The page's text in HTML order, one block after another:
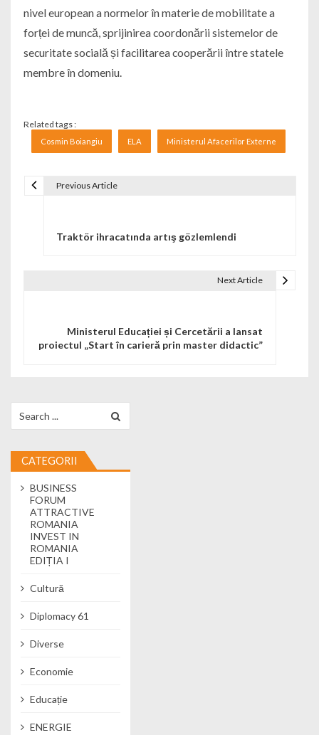
nivel european a normelor în materie de mobilitate a
forței de muncă, sprijinirea coordonării sistemelor de
securitate socială și facilitarea cooperării între statele
membre în domeniu.
Related tags :
Cosmin Boiangiu ELA Ministerul Afacerilor Externe
Previous Article
Traktör ihracatında artış gözlemlendi
Next Article
Ministerul Educației și Cercetării a lansat
proiectul „Start în carieră prin master didactic”
CATEGORII
BUSINESS
FORUM
ATTRACTIVE
ROMANIA
INVEST IN
ROMANIA
EDIȚIA I
Cultură
Diplomacy 61
Diverse
Economie
Educație
ENERGIE